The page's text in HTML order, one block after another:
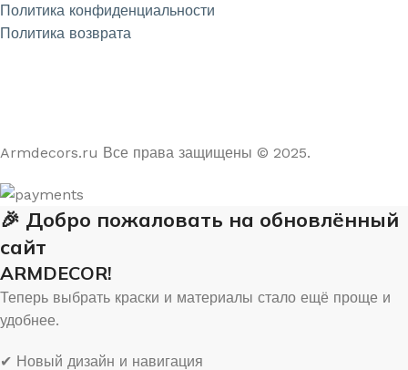
Политика конфиденциальности
Политика возврата
Armdecors.ru Все права защищены © 2025. ​
🎉 Добро пожаловать на обновлённый
сайт
ARMDECOR!
Теперь выбрать краски и материалы стало ещё проще и
удобнее.
✔ Новый дизайн и навигация